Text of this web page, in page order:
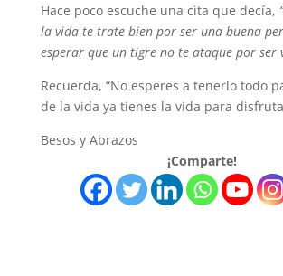
Hace poco escuche una cita que decía,
la vida te trate bien por ser una buena
esperar que un tigre no te ataque por ser
Recuerda, “No esperes a tenerlo todo
de la vida ya tienes la vida para
Besos y Abrazos
¡Comparte!